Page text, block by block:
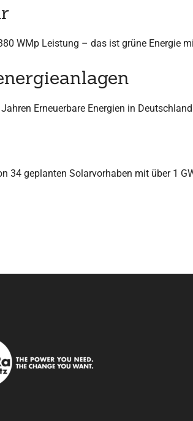
WMp Leistung – das ist grüne Energie
Erneuerbare Energien in
34 geplanten Solarvorhaben mit über 1